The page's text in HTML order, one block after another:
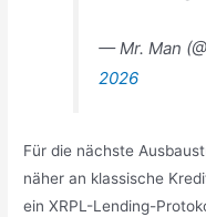
— Mr. Man
2026
Für die nächste
näher an klassische
ein XRPL-Lending-